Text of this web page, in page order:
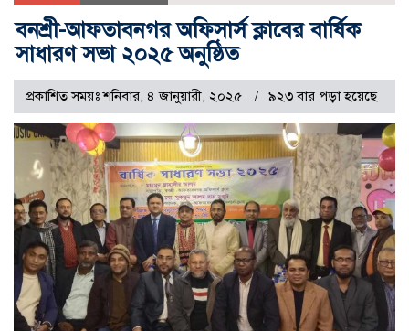
বনশ্রী-আফতাবনগর অফিসার্স ক্লাবের বার্ষিক
সাধারণ সভা ২০২৫ অনুষ্ঠিত
প্রকাশিত সময়ঃ শনিবার, ৪ জানুয়ারী, ২০২৫ ৯২৩ বার পড়া হয়েছে